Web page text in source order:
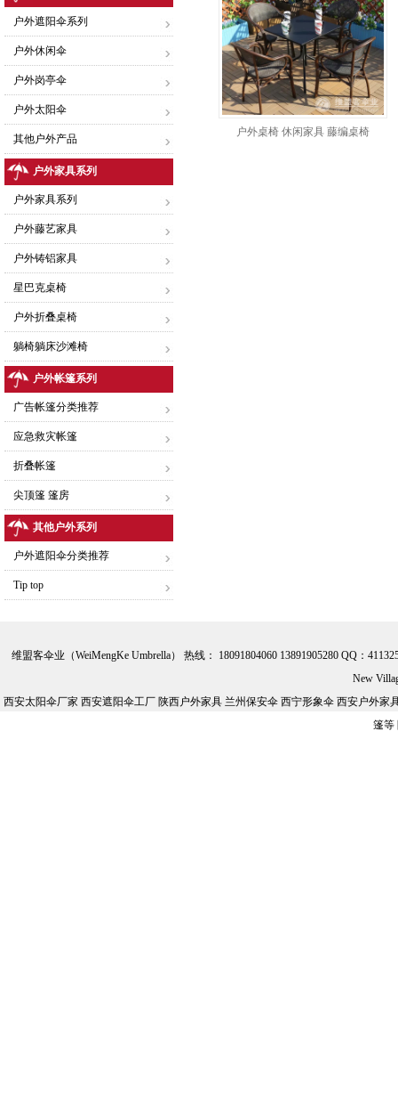
户外遮阳伞系列
户外休闲伞
户外岗亭伞
户外太阳伞
其他户外产品
户外家具系列
户外家具系列
户外藤艺家具
户外铸铝家具
星巴克桌椅
户外折叠桌椅
躺椅躺床沙滩椅
户外帐篷系列
广告帐篷分类推荐
应急救灾帐篷
折叠帐篷
尖顶篷 篷房
其他户外系列
户外遮阳伞分类推荐
Tip top
户外桌椅 休闲家具 藤编桌椅
维盟客伞业（WeiMengKe Umbrella） 热线： 18091804060 13891905280 QQ：
New
西安太阳伞厂家 西安遮阳伞工厂 陕西户外家具 兰州保安伞 西宁形象伞 西安户外
篷等